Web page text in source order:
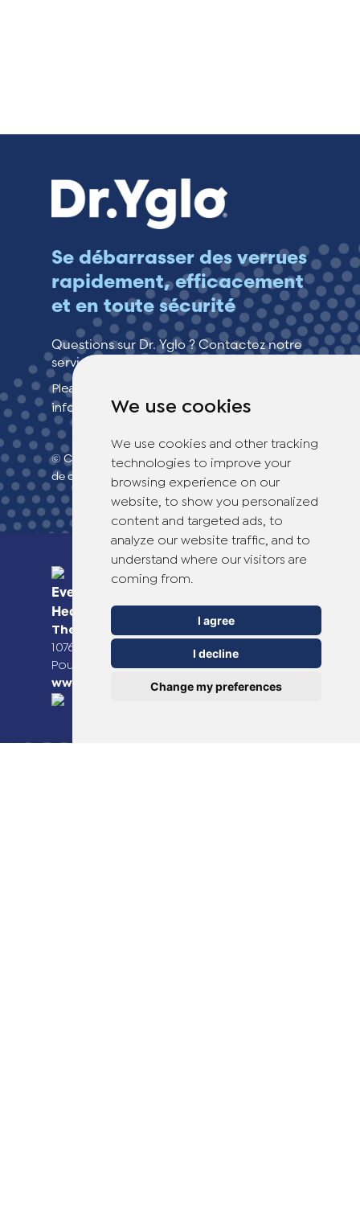
We use cookies
We use cookies and other tracking
technologies to improve your
browsing experience on our
website, to show you personalized
content and targeted ads, to
analyze our website traffic, and to
understand where our visitors are
coming from.
I agree
I decline
Change my preferences
Se débarrasser des verrues
rapidement, efficacement
et en toute sécurité
Questions sur Dr. Yglo ? Contactez notre
service clientèle !
Please see our contact page for more
information.
© Copyright 2026 TheOTCLab B.V.> Politique
de confidentialité
Everyday Smart
Healthcare Solutions
TheOTCLab B.V.
Fred. Roeskestraat 115,
1076 EE Amsterdam, The Netherlands
Pour plus d'informations, veuillez consulter
www.theotclab.com